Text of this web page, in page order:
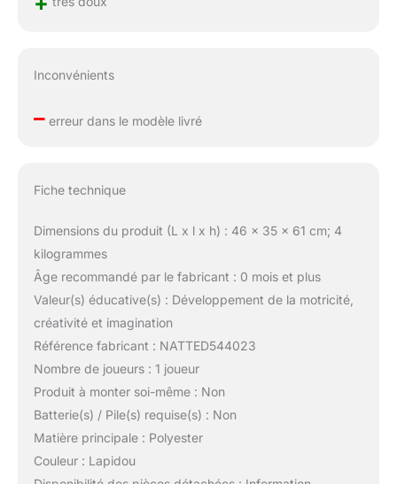
Inconvénients
–erreur dans le modèle livré
Fiche technique
Dimensions du produit (L x l x h) : 46 x 35 x 61 cm; 4
kilogrammes
Âge recommandé par le fabricant : 0 mois et plus
Valeur(s) éducative(s) : Développement de la motricité,
créativité et imagination
Référence fabricant : NATTED544023
Nombre de joueurs : 1 joueur
Produit à monter soi-même : Non
Batterie(s) / Pile(s) requise(s) : Non
Matière principale : Polyester
Couleur : Lapidou